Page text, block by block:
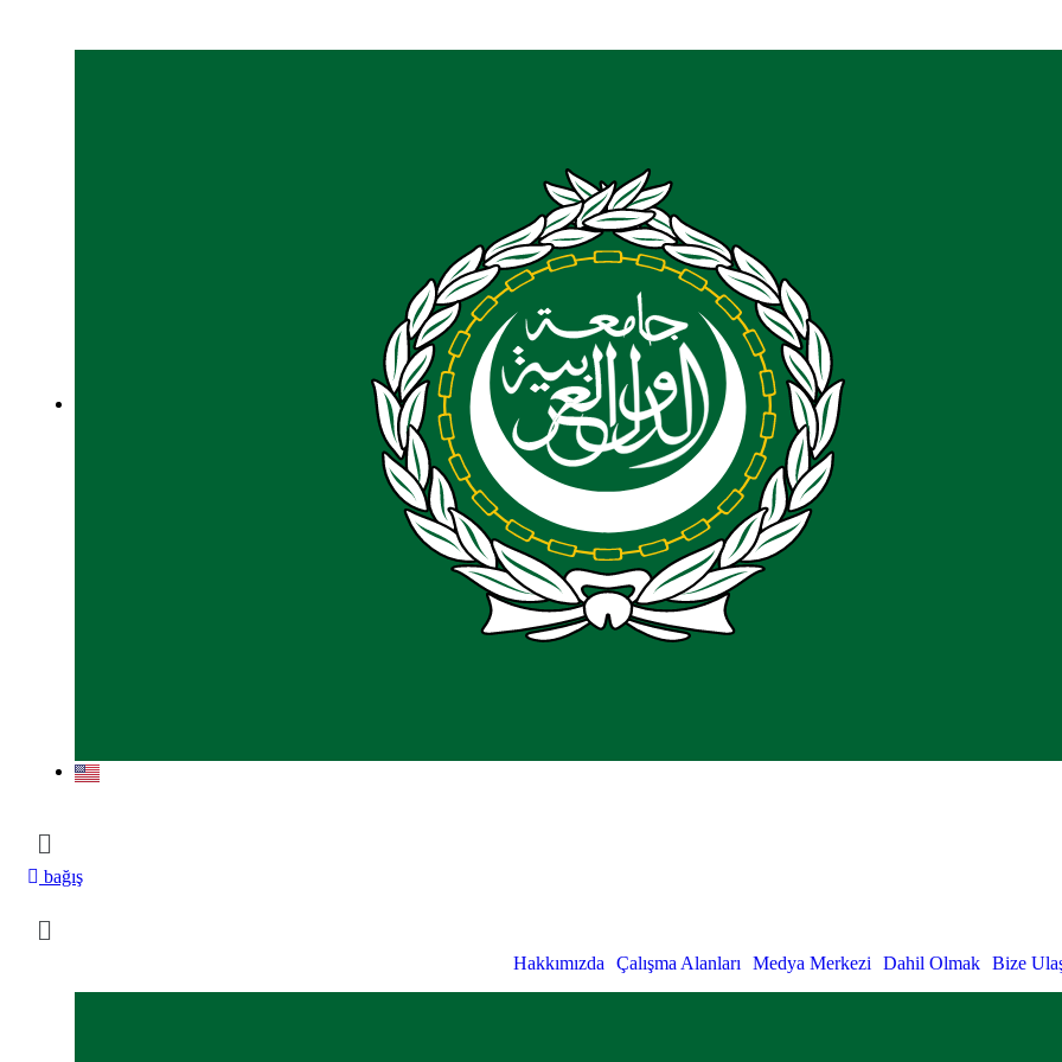
bağış
Hakkımızda Çalışma Alanları Medya Merkezi Dahil Olmak Bize